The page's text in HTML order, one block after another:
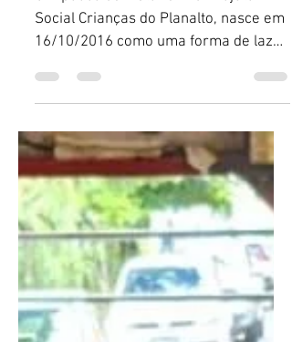
Descubra o Projeto
Social Crianças do
Planalto
Um pouco da história ... O Projeto
Social Crianças do Planalto, nasce em
16/10/2016 como uma forma de lazer
para transformar a vida das...